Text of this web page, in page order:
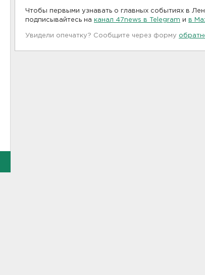
Чтобы первыми узнавать о главных событиях в
подписывайтесь на канал 47news в Telegram и в
Увидели опечатку? Сообщите через форму